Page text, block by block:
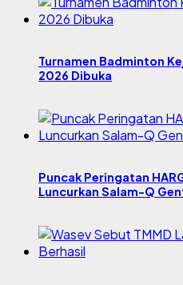
Turnamen Badminton
2026 Dibuka
Puncak Peringatan
Luncurkan Salam-Q